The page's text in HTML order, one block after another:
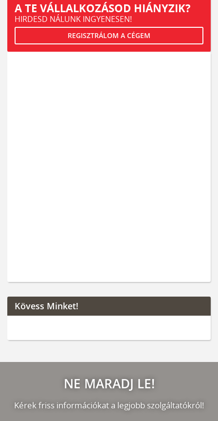
A TE VÁLLALKOZÁSOD HIÁNYZIK?
HIRDESD NÁLUNK INGYENESEN!
REGISZTRÁLOM A CÉGEM
Kövess Minket!
NE MARADJ LE!
Kérek friss információkat a legjobb szolgáltatókról!